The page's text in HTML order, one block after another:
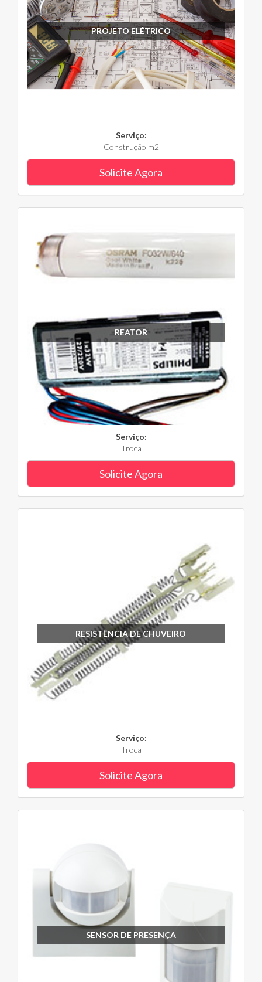
PROJETO ELÉTRICO
Serviço:
Construção m2
Solicite Agora
REATOR
Serviço:
Troca
Solicite Agora
RESISTÊNCIA DE CHUVEIRO
Serviço:
Troca
Solicite Agora
SENSOR DE PRESENÇA